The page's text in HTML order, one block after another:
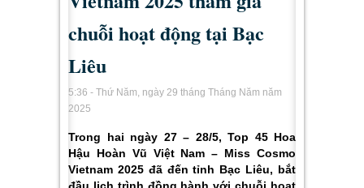
chuỗi hoạt động tại Bạc
Liêu
5:36 - Thứ Năm, ngày 29 tháng Tháng Năm năm
2025
Trong hai ngày 27 – 28/5, Top 45 Hoa
Hậu Hoàn Vũ Việt Nam – Miss Cosmo
Vietnam 2025 đã đến tỉnh Bạc Liêu, bắt